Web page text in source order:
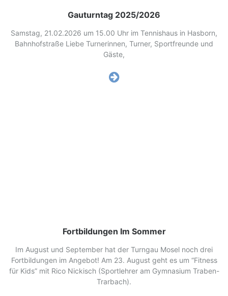
Gauturntag 2025/2026
Samstag, 21.02.2026 um 15.00 Uhr im Tennishaus in Hasborn,
Bahnhofstraße Liebe Turnerinnen, Turner, Sportfreunde und
Gäste,
Fortbildungen Im Sommer
Im August und September hat der Turngau Mosel noch drei
Fortbildungen im Angebot! Am 23. August geht es um “Fitness
für Kids” mit Rico Nickisch (Sportlehrer am Gymnasium Traben-
Trarbach).